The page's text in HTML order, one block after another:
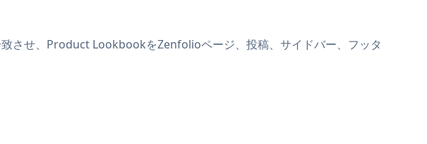
させ、Product LookbookをZenfolioページ、投稿、サイドバー、フッタ